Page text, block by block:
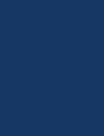
Ver el